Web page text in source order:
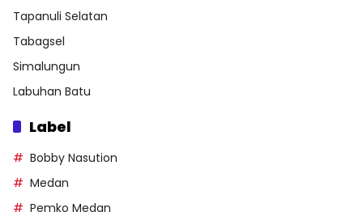
Tapanuli Selatan
Tabagsel
Simalungun
Labuhan Batu
Label
Bobby Nasution
Medan
Pemko Medan